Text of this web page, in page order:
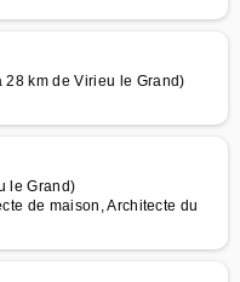
28 km de Virieu le Grand)
le Grand)
de maison, Architecte du